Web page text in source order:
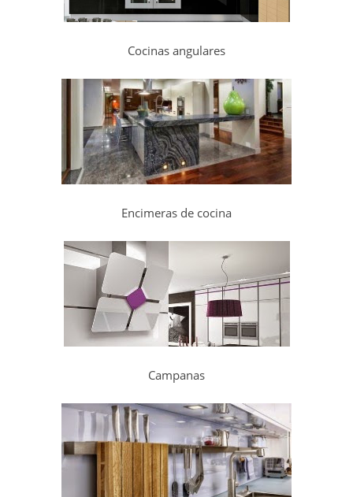
Cocinas angulares
Encimeras de cocina
Campanas